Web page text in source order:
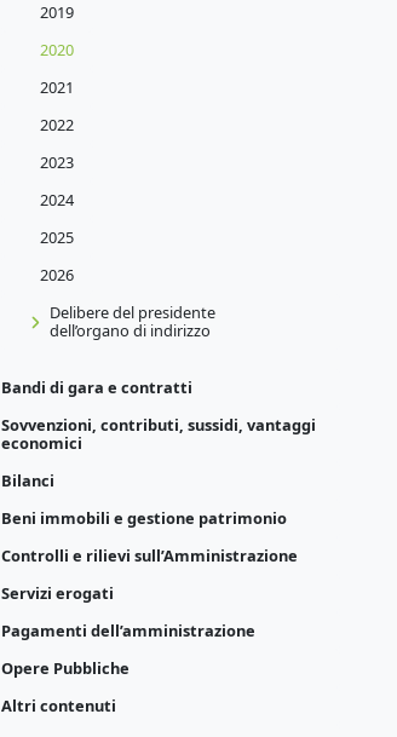
2019
2020
2021
2022
2023
2024
2025
2026
Delibere del presidente
dell’organo di indirizzo
Bandi di gara e contratti
Sovvenzioni, contributi, sussidi, vantaggi
economici
Bilanci
Beni immobili e gestione patrimonio
Controlli e rilievi sull’Amministrazione
Servizi erogati
Pagamenti dell’amministrazione
Opere Pubbliche
Altri contenuti